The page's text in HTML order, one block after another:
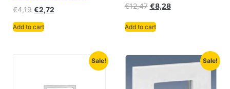
€4,19 €2,72
Add to cart
€12,47 €8,28
Add to cart
Sale! Sale!